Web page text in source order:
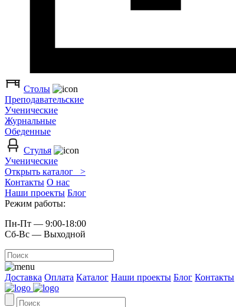
Столы
Преподавательские
Ученические
Журнальные
Обеденные
Стулья
Ученические
Открыть каталог >
Контакты О нас
Наши проекты Блог
Режим работы:
Пн-Пт — 9:00-18:00
Сб-Вс — Выходной
Доставка Оплата Каталог Наши проекты Блог Контакты